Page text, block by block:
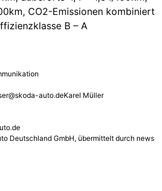
CO2-Emissionen kombiniert
B – A
auto.deKarel Müller
Deutschland GmbH, übermittelt durch news